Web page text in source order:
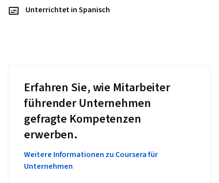
Unterrichtet in Spanisch
Erfahren Sie, wie Mitarbeiter
führender Unternehmen
gefragte Kompetenzen
erwerben.
Weitere Informationen zu Coursera für
Unternehmen